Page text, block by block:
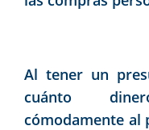
Al tener un
cuánto
cómodamente al